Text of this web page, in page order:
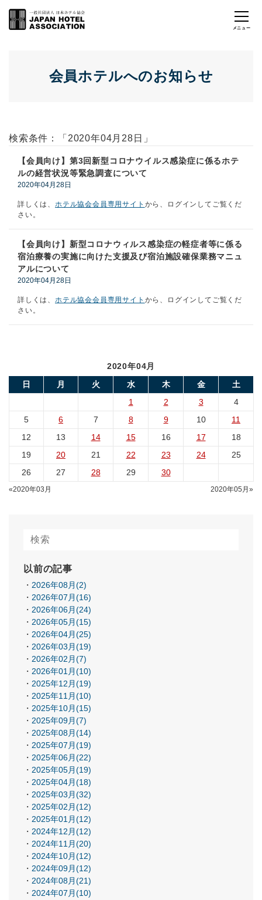
会員ホテルへのお知らせ
検索条件：「2020年04月28日」
【会員向け】第3回新型コロナウイルス感染症に係るホテ
ルの経営状況等緊急調査について
2020年04月28日
詳しくは、 ホテル協会会員専用サイト から、ログインしてご覧くだ
さい。
【会員向け】新型コロナウィルス感染症の軽症者等に係る
宿泊療養の実施に向けた支援及び宿泊施設確保業務マニュ
アルについて
2020年04月28日
詳しくは、 ホテル協会会員専用サイト から、ログインしてご覧くだ
さい。
2020年04月
日
月 火 水 木 金
土
1
2 3
4
5
6 7 8 9 10
11
12
13 14 15 16 17
18
19
20 21 22 23 24
25
26
27 28 29 30
«2020年03月 2020年05月»
以前の記事
2026年08月(2)
2026年07月(16)
2026年06月(24)
2026年05月(15)
2026年04月(25)
2026年03月(19)
2026年02月(7)
2026年01月(10)
2025年12月(19)
2025年11月(10)
2025年10月(15)
2025年09月(7)
2025年08月(14)
2025年07月(19)
2025年06月(22)
2025年05月(19)
2025年04月(18)
2025年03月(32)
2025年02月(12)
2025年01月(12)
2024年12月(12)
2024年11月(20)
2024年10月(12)
2024年09月(12)
2024年08月(21)
2024年07月(10)